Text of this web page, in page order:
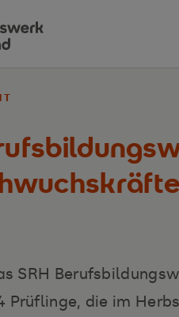
SRH
Prüflinge, die im